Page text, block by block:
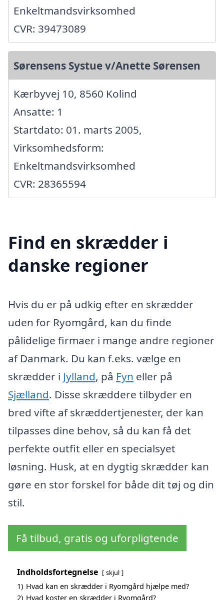
Enkeltmandsvirksomhed
CVR: 39473089
Sørensens Systue v/Anette Sørensen
Kærbyvej 10, 8560 Kolind
Ansatte: 1
Startdato: 01. marts 2005,
Virksomhedsform:
Enkeltmandsvirksomhed
CVR: 28365594
Find en skrædder i
danske regioner
Hvis du er på udkig efter en skrædder
uden for Ryomgård, kan du finde
pålidelige firmaer i mange andre regioner
af Danmark. Du kan f.eks. vælge en
skrædder i Jylland, på Fyn eller på
Sjælland. Disse skræddere tilbyder en
bred vifte af skræddertjenester, der kan
tilpasses dine behov, så du kan få det
perfekte outfit eller en specialsyet
løsning. Husk, at en dygtig skrædder kan
gøre en stor forskel for både dit tøj og din
stil.
Få tilbud, gratis og uforpligtende
Indholdsfortegnelse skjul
1) Hvad kan en skrædder i Ryomgård hjælpe med?
2) Hvad koster en skrædder i Ryomgård?